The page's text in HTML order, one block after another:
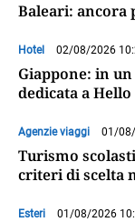
Baleari: ancora
Hotel 02/08/2026
Giappone: in
dedicata a
Agenzie viaggi 01/
Turismo
criteri di scelta
Esteri 01/08/2026